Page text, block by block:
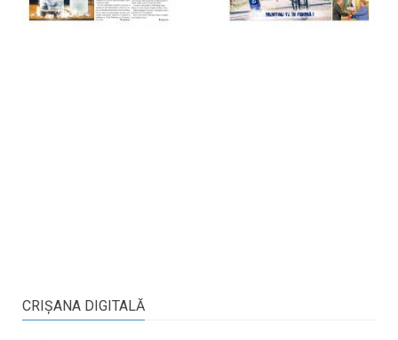
CRIŞANA DIGITALĂ